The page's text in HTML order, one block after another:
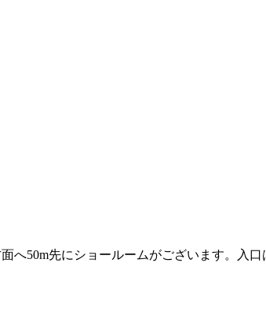
へ50m先にショールームがございます。入口